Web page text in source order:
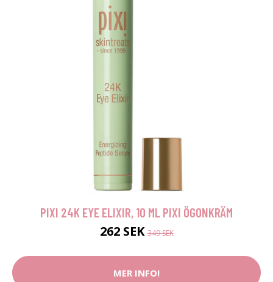
PIXI 24K EYE ELIXIR, 10 ML PIXI ÖGONKRÄM
262 SEK349 SEK
MER INFO!